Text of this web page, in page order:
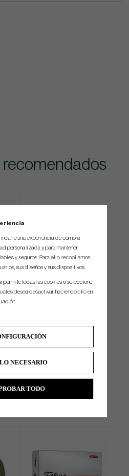
una experiencia de compra
personalizada y para mantener
y seguros. Para ello, recopilamos
sus diseños y sus dispositivos.
permite todas las cookies o seleccione
desea desactivar haciendo clic en
NECESARIO
TODO